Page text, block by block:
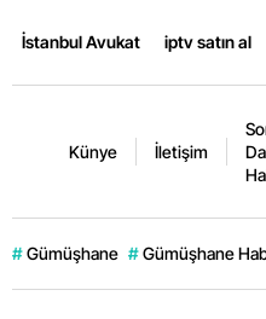
İstanbul Avukat iptv satın al
Künye İletişim
# Gümüşhane # Gümüşhane